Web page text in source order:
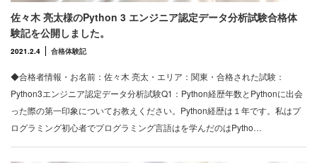
佐々木 亮太様のPython 3 エンジニア認定データ分析試験合格体
験記を公開しました。
2021.2.4 合格体験記
◆合格者情報・お名前：佐々木 亮太・エリア：関東・合格された試験：
Python3エンジニア認定データ分析試験Q1：Python経歴年数とPythonに出会
った際の第一印象についてお教えください。Python経歴は１年です。私はプ
ログラミング初心者でプログラミング言語はを学んだのはPytho…